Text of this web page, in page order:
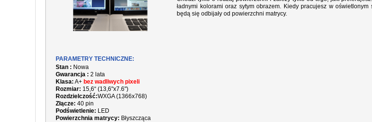
ładnymi kolorami oraz sytym obrazem. Kiedy pracujesz w
będą się odbijały od powierzchni matrycy.
PARAMETRY TECHNICZNE:
Stan : Nowa
Gwarancja : 2 lata
Klasa: A+ bez wadliwych pixeli
Rozmiar: 15,6“ (13,6"x7.6")
Rozdzielczość:WXGA (1366x768)
Złącze: 40 pin
Podświetlenie: LED
Powierzchnia matrycy: Błyszcząca